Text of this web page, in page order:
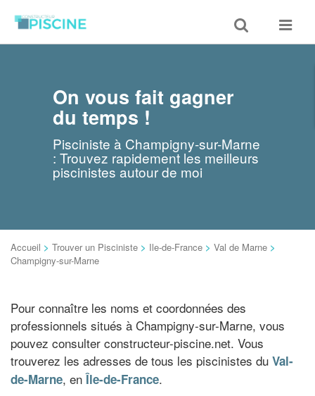
Toggle
search
Toggle
On vous fait gagner
du temps !
Pisciniste à Champigny-sur-Marne
: Trouvez rapidement les meilleurs
piscinistes autour de moi
Accueil > Trouver un Pisciniste > Ile-de-France > Val de Marne >
Champigny-sur-Marne
Pour connaître les noms et coordonnées des
professionnels situés à Champigny-sur-Marne, vous
pouvez consulter constructeur-piscine.net. Vous
trouverez les adresses de tous les piscinistes du Val-
de-Marne, enÎle-de-France.